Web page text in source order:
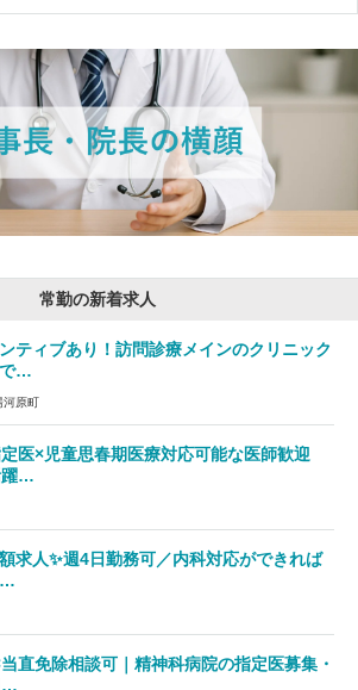
常勤の新着求人
ィブあり！訪問診療メインのクリニック
で…
原町
医×児童思春期医療対応可能な医師歓迎
躍…
求人✨週4日勤務可／内科対応ができれば
…
直免除相談可｜精神科病院の指定医募集・
…